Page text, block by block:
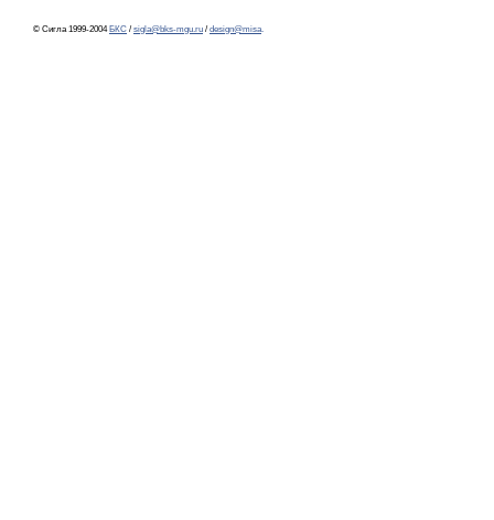
© Сигла 1999-2004 БКС / sigla@bks-mgu.ru / design@misa.